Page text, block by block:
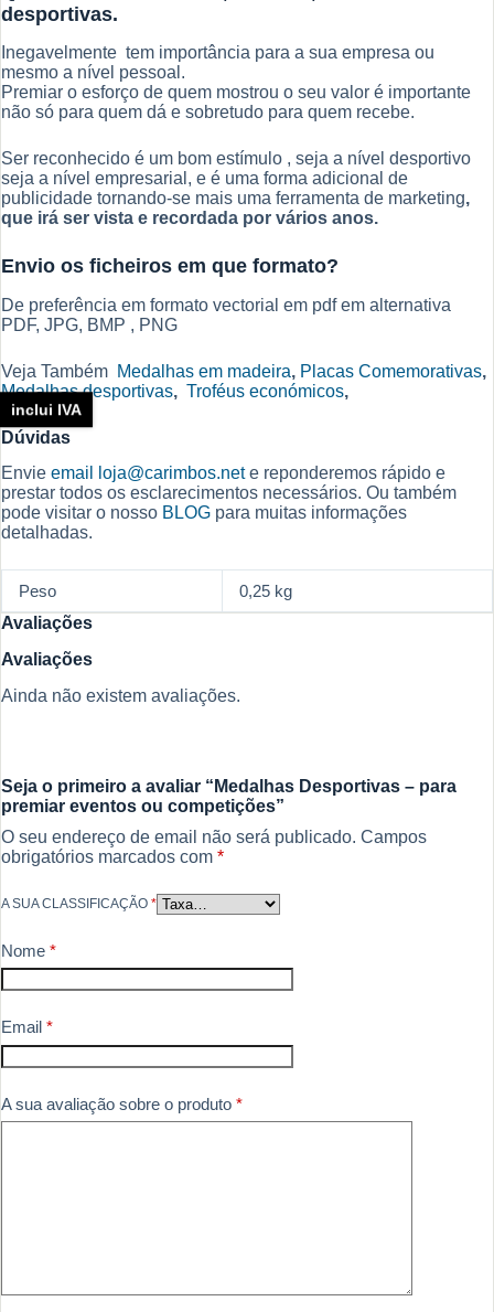
desportivas.
Inegavelmente tem importância para a sua empresa ou
mesmo a nível pessoal.
Premiar o esforço de quem mostrou o seu valor é importante
não só para quem dá e sobretudo para quem recebe.
Ser reconhecido é um bom estímulo , seja a nível desportivo
seja a nível empresarial, e é uma forma adicional de
publicidade tornando-se mais uma ferramenta de marketing,
que irá ser vista e recordada por vários anos.
Envio os ficheiros em que formato?
De preferência em formato vectorial em pdf em alternativa
PDF, JPG, BMP , PNG
Veja Também Medalhas em madeira, Placas Comemorativas,
Medalhas desportivas, Troféus económicos,
Dúvidas
Envie email loja@carimbos.nete reponderemos rápido e
prestar todos os esclarecimentos necessários. Ou também
pode visitar o nosso BLOG para muitas informações
detalhadas.
Peso
0,25 kg
Avaliações
Avaliações
Ainda não existem avaliações.
Seja o primeiro a avaliar “Medalhas Desportivas – para
premiar eventos ou competições”
O seu endereço de email não será publicado. Campos
obrigatórios marcados com *
A SUA CLASSIFICAÇÃO *
Nome *
Email *
A sua avaliação sobre o produto *
inclui IVA